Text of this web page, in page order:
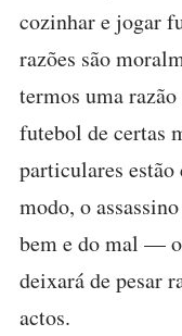
cozinhar e jogar
razões são
termos uma
futebol de certas
particulares estão
modo, o
bem e do mal —
deixará de pesar
actos.